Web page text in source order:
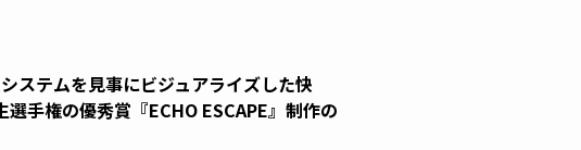
ステムを見事にビジュアライズした快
手権の優秀賞『ECHO ESCAPE』制作の